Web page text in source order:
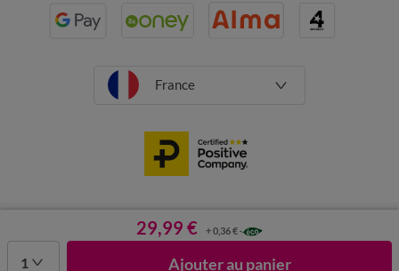
29,99 € + 0,36 €
1 Ajouter au panier
France
Mentions légales Données personnelles